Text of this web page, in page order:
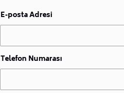
E-posta Adresi
Telefon Numarası